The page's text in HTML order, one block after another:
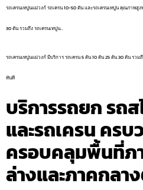
รถเครนเทปูนแม่วงก์ รถเครน 10-50 ตัน และรถเครนเทปูน คุณภาพสู
30 ตัน รวมถึง รถเครนเทปูน…
รถเครนเทปูนแม่วงก์ มีบริการ รถเครน 5 ตัน 10 ตัน 25 ตัน 30 ตัน รว
ทันที
บริการรถยก รถ
และรถเครน ครบ
ครอบคลุมพื้นที่ภ
ล่างและภาคกลา